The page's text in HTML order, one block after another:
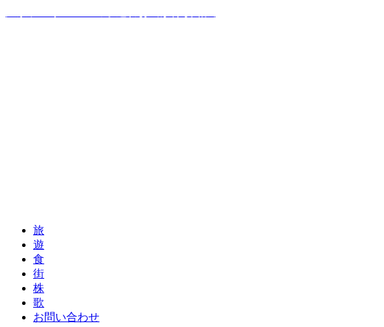
旅
遊
食
街
株
歌
お問い合わせ